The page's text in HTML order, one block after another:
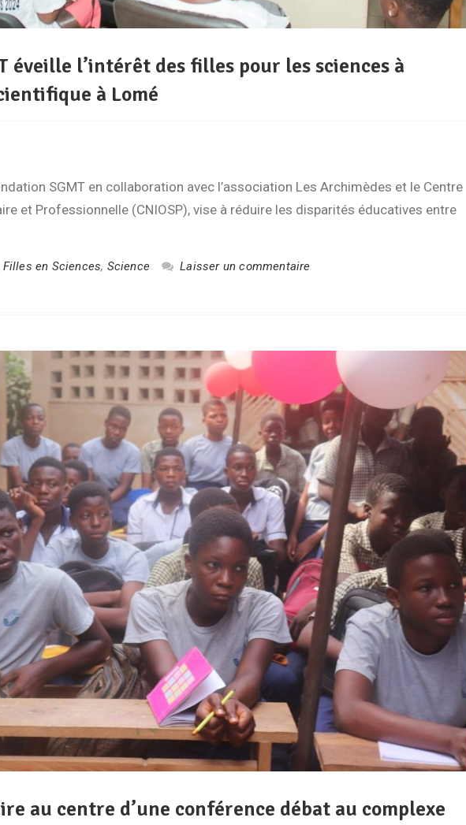
éveille l’intérêt des filles pour les sciences à
à Lomé
SGMT en collaboration avec l’association Les Archimèdes et le Centre
et Professionnelle (CNIOSP), vise à réduire les disparités éducatives entre
Filles en Sciences, Science Laisser un commentaire
au centre d’une conférence débat au complexe